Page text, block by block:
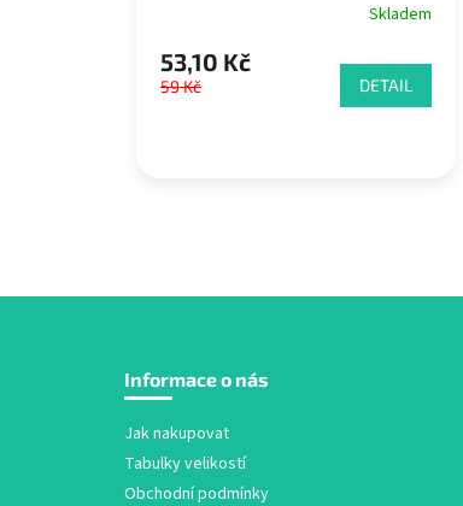
Skladem
53,10 Kč
59 Kč DETAIL
Informace o nás
Jak nakupovat
Tabulky velikostí
Obchodní podmínky